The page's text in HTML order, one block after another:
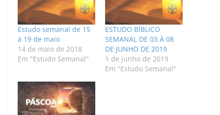
Estudo semanal de 15
à 19 de maio
14 de maio de 2018
Em "Estudo Semanal"
ESTUDO BÍBLICO
SEMANAL DE 03 À 08
DE JUNHO DE 2019
1 de junho de 2019
Em "Estudo Semanal"